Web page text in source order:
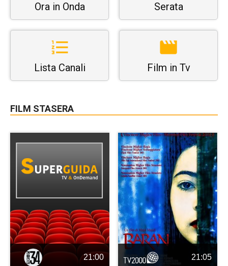
Ora in Onda Serata
Lista Canali Film in Tv
FILM STASERA
21:00 21:05